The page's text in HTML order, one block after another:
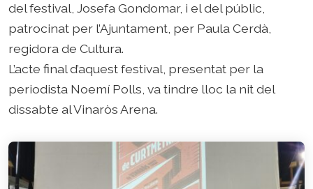
del festival, Josefa Gondomar, i el del públic,
patrocinat per l’Ajuntament, per Paula Cerdà,
regidora de Cultura.
L’acte final d’aquest festival, presentat per la
periodista Noemí Polls, va tindre lloc la nit del
dissabte al Vinaròs Arena.